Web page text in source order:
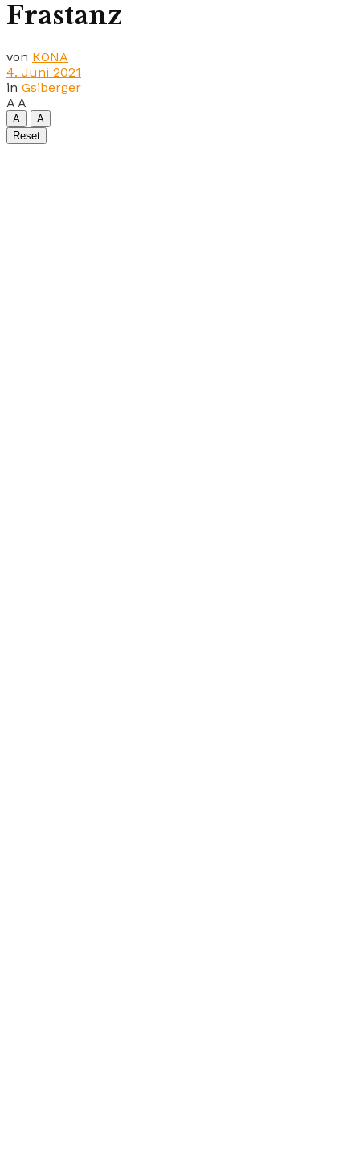
Frastanz
von KONA
4. Juni 2021
in Gsiberger
A A
A
A
Reset